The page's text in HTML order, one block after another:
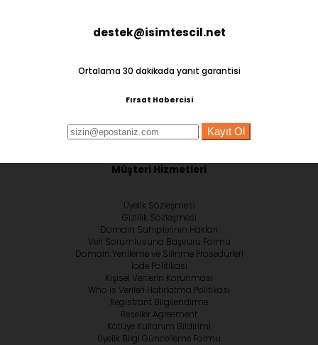
destek@isimtescil.net
Ortalama 30 dakikada yanıt garantisi
Fırsat Habercisi
Kayıt Ol
Müşteri Hizmetleri
Üyelik Sözleşmesi
Gizlilik Sözleşmesi
Domain Sahiplerinin Hakları
Veri Sorumlusuna Başvuru Formu
Domain Yenileme ve Silinme Prosedürleri
İade Politikası
Kişisel Verilerin Korunması
Who is Verileri Hatırlatma Politikası
Registrant Bilgilendirme
Reseller Agreement
Kötüye Kullanım Bildirimi
Üyelik Bilgi Güncelleme Formu